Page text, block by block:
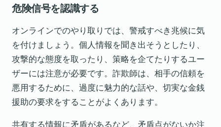
危険信号を認識する
オンラインでのやり取りでは、警戒すべき兆候に気
を付けましょう。個人情報を聞き出そうとしたり、
攻撃的な態度を取ったり、策略を企てたりするユー
ザーには注意が必要です。詐欺師は、相手の信頼を
悪用するために、過度に魅力的な話や、切実な金銭
援助の要求をすることがよくあります。
共有する情報に矛盾があるなど、矛盾点がないか注